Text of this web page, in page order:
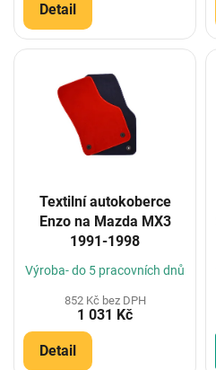
Detail
Textilní autokoberce
Enzo na Mazda MX3
1991-1998
Výroba- do 5 pracovních dnů
852 Kč bez DPH
1 031 Kč
Detail